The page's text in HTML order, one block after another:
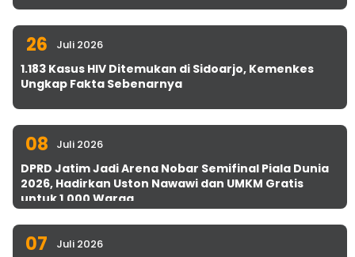
26 Juli 2026
1.183 Kasus HIV Ditemukan di Sidoarjo, Kemenkes
Ungkap Fakta Sebenarnya
08 Juli 2026
DPRD Jatim Jadi Arena Nobar Semifinal Piala Dunia
2026, Hadirkan Uston Nawawi dan UMKM Gratis
untuk 1.000 Warga
07 Juli 2026